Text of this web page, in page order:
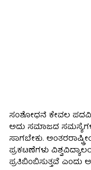
ಸಂಶೋಧನೆ ಕೇವಲ
ಅದು ಸಮಾಜದ
ಸಾಗಬೇಕು.
ಪ್ರಕಟಣೆಗಳು
ಪ್ರತಿಬಿಂಬಿಸುತ್ತವೆ ಎಂದು